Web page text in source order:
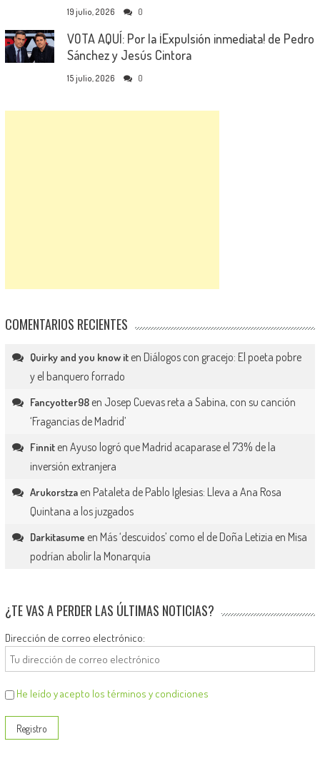
19 julio, 2026 0
VOTA AQUÍ: Por la ¡Expulsión inmediata! de Pedro
Sánchez y Jesús Cintora
15 julio, 2026 0
COMENTARIOS RECIENTES
Quirky and you know iten Diálogos con gracejo: El poeta pobre
y el banquero forrado
Fancyotter98en Josep Cuevas reta a Sabina, con su canción
‘Fragancias de Madrid’
Finniten Ayuso logró que Madrid acaparase el 73% de la
inversión extranjera
Arukorstzaen Pataleta de Pablo Iglesias: Lleva a Ana Rosa
Quintana a los juzgados
Darkitasume en Más ‘descuidos’ como el de Doña Letizia en Misa
podrían abolir la Monarquía
¿TE VAS A PERDER LAS ÚLTIMAS NOTICIAS?
Dirección de correo electrónico:
He leído y acepto los términos y condiciones